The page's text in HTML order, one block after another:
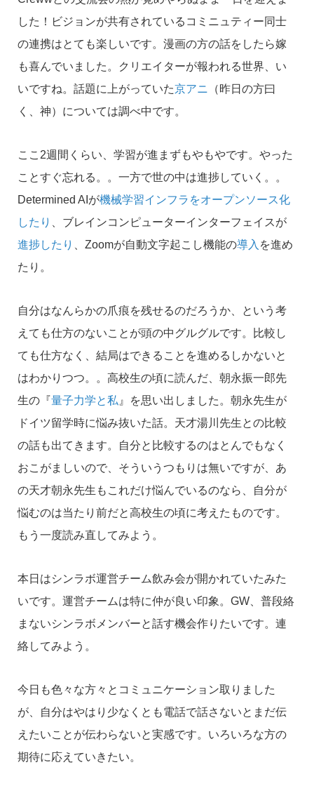
した！ビジョンが共有されているコミニュティー同士
の連携はとても楽しいです。漫画の方の話をしたら嫁
も喜んでいました。クリエイターが報われる世界、い
いですね。話題に上がっていた京アニ
（昨日の方曰
く、神）については調べ中です。
ここ2週間くらい、学習が進まずもやもやです。やった
ことすぐ忘れる。。一方で世の中は進捗していく。。
Determined AIが機械学習インフラをオープンソース化
したり
、ブレインコンピューターインターフェイスが
進捗したり
、Zoomが自動文字起こし機能の導入 を進め
たり。
自分はなんらかの爪痕を残せるのだろうか、という考
えても仕方のないことが頭の中グルグルです。比較し
ても仕方なく、結局はできることを進めるしかないと
はわかりつつ。。高校生の頃に読んだ、朝永振一郎先
生の『量子力学と私 』を思い出しました。朝永先生が
ドイツ留学時に悩み抜いた話。天才湯川先生との比較
の話も出てきます。自分と比較するのはとんでもなく
おこがましいので、そういうつもりは無いですが、あ
の天才朝永先生もこれだけ悩んでいるのなら、自分が
悩むのは当たり前だと高校生の頃に考えたものです。
もう一度読み直してみよう。
本日はシンラボ運営チーム飲み会が開かれていたみた
いです。運営チームは特に仲が良い印象。GW、普段絡
まないシンラボメンバーと話す機会作りたいです。連
絡してみよう。
今日も色々な方々とコミュニケーション取りました
が、自分はやはり少なくとも電話で話さないとまだ伝
えたいことが伝わらないと実感です。いろいろな方の
期待に応えていきたい。